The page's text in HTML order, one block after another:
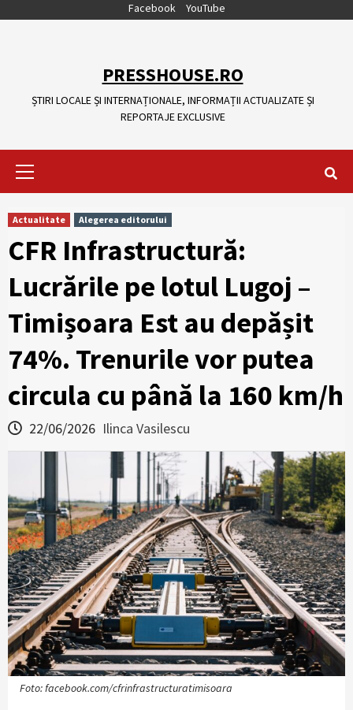
Facebook YouTube
PRESSHOUSE.RO
ȘTIRI LOCALE ȘI INTERNAȚIONALE, INFORMAȚII ACTUALIZATE ȘI
REPORTAJE EXCLUSIVE
Actualitate Alegerea editorului
CFR Infrastructură:
Lucrările pe lotul Lugoj –
Timișoara Est au depășit
74%. Trenurile vor putea
circula cu până la 160 km/h
22/06/2026 Ilinca Vasilescu
Foto: facebook.com/cfrinfrastructuratimisoara